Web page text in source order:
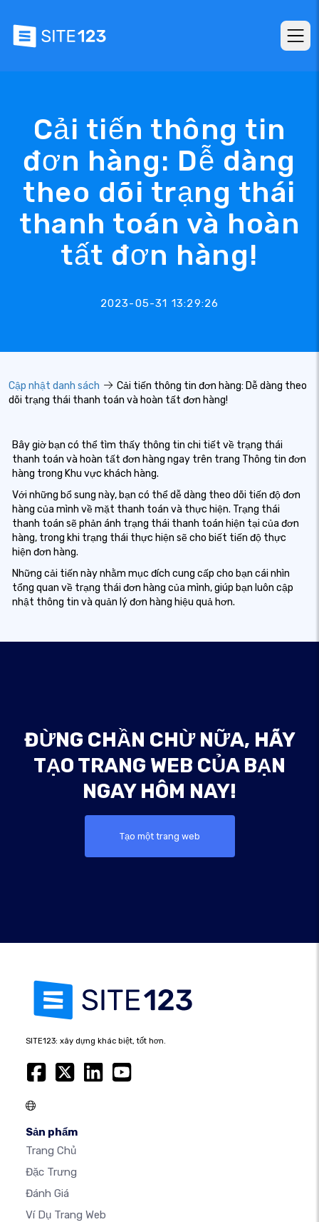
Cải tiến thông tin
đơn hàng: Dễ dàng
theo dõi trạng thái
thanh toán và hoàn
tất đơn hàng!
2023-05-31 13:29:26
Cập nhật danh sách
Cải tiến thông tin đơn hàng: Dễ dàng theo
dõi trạng thái thanh toán và hoàn tất đơn hàng!
Bây giờ bạn có thể tìm thấy thông tin chi tiết về trạng thái
thanh toán và hoàn tất đơn hàng ngay trên trang Thông tin đơn
hàng trong Khu vực khách hàng.
Với những bổ sung này, bạn có thể dễ dàng theo dõi tiến độ đơn
hàng của mình về mặt thanh toán và thực hiện. Trạng thái
thanh toán sẽ phản ánh trạng thái thanh toán hiện tại của đơn
hàng, trong khi trạng thái thực hiện sẽ cho biết tiến độ thực
hiện đơn hàng.
Những cải tiến này nhằm mục đích cung cấp cho bạn cái nhìn
tổng quan về trạng thái đơn hàng của mình, giúp bạn luôn cập
nhật thông tin và quản lý đơn hàng hiệu quả hơn.
ĐỪNG CHẦN CHỪ NỮA, HÃY
TẠO TRANG WEB CỦA BẠN
NGAY HÔM NAY!
Tạo một trang web
SITE123: xây dựng khác biệt, tốt hơn.
Sản phẩm
Trang Chủ
Đặc Trưng
Đánh Giá
Ví Dụ Trang Web